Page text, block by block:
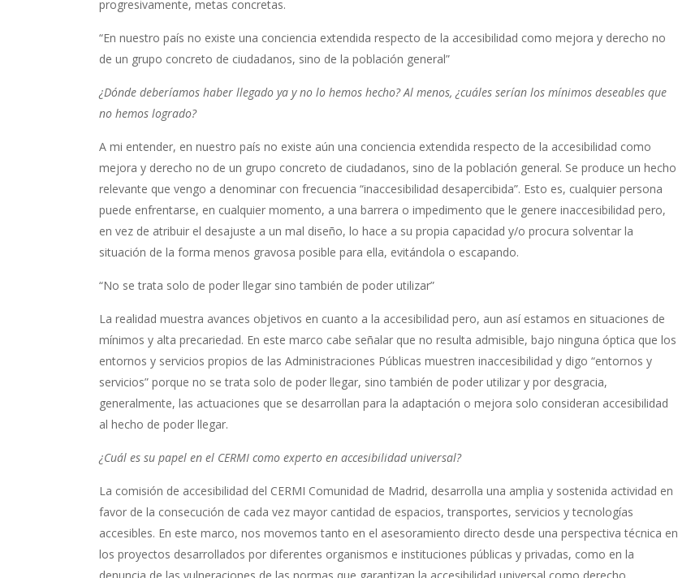
progresivamente, metas concretas.
“En nuestro país no existe una conciencia extendida respecto de la accesibilidad como mejora y derecho no
de un grupo concreto de ciudadanos, sino de la población general”
¿Dónde deberíamos haber llegado ya y no lo hemos hecho? Al menos, ¿cuáles serían los mínimos deseables que
no hemos logrado?
A mi entender, en nuestro país no existe aún una conciencia extendida respecto de la accesibilidad como
mejora y derecho no de un grupo concreto de ciudadanos, sino de la población general. Se produce un hecho
relevante que vengo a denominar con frecuencia “inaccesibilidad desapercibida”. Esto es, cualquier persona
puede enfrentarse, en cualquier momento, a una barrera o impedimento que le genere inaccesibilidad pero,
en vez de atribuir el desajuste a un mal diseño, lo hace a su propia capacidad y/o procura solventar la
situación de la forma menos gravosa posible para ella, evitándola o escapando.
“No se trata solo de poder llegar sino también de poder utilizar”
La realidad muestra avances objetivos en cuanto a la accesibilidad pero, aun así estamos en situaciones de
mínimos y alta precariedad. En este marco cabe señalar que no resulta admisible, bajo ninguna óptica que los
entornos y servicios propios de las Administraciones Públicas muestren inaccesibilidad y digo “entornos y
servicios” porque no se trata solo de poder llegar, sino también de poder utilizar y por desgracia,
generalmente, las actuaciones que se desarrollan para la adaptación o mejora solo consideran accesibilidad
al hecho de poder llegar.
¿Cuál es su papel en el CERMI como experto en accesibilidad universal?
La comisión de accesibilidad del CERMI Comunidad de Madrid, desarrolla una amplia y sostenida actividad en
favor de la consecución de cada vez mayor cantidad de espacios, transportes, servicios y tecnologías
accesibles. En este marco, nos movemos tanto en el asesoramiento directo desde una perspectiva técnica en
los proyectos desarrollados por diferentes organismos e instituciones públicas y privadas, como en la